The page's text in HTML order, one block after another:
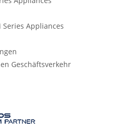
Series Appliances
Geschäftsverkehr